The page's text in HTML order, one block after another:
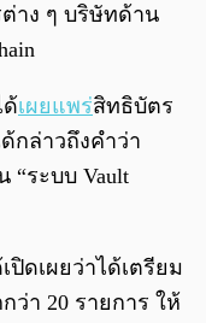
าง ๆ บริษัทด้าน
ด้เผยแพร่สิทธิบัตร
กล่าวถึงคำว่า
“ระบบ Vault
ปิดเผยว่าได้เตรียม
ว่า 20 รายการ ให้